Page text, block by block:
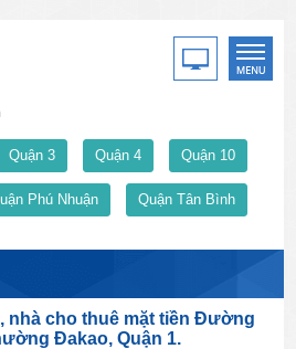
Quận 3 Quận 4 Quận 10
Phú Nhuận Quận Tân Bình
nhà cho thuê mặt tiền Đường
Đakao, Quận 1.